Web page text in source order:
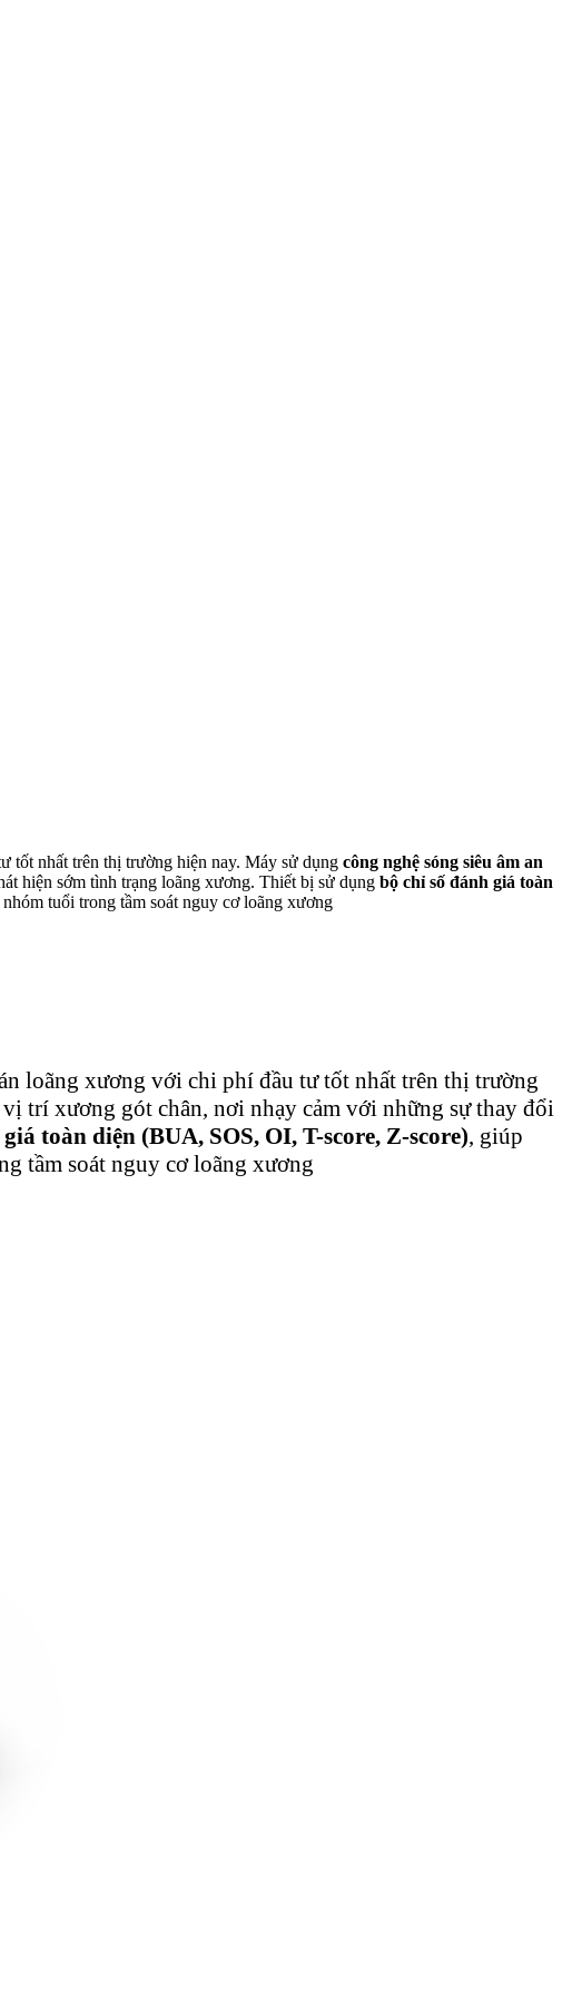
tốt nhất trên thị trường hiện nay. Máy sử dụng công nghệ sóng siêu âm an
hiện sớm tình trạng loãng xương. Thiết bị sử dụng bộ chỉ số đánh giá toàn
tuổi trong tầm soát nguy cơ loãng xương
loãng xương với chi phí đầu tư tốt nhất trên thị trường
trí xương gót chân, nơi nhạy cảm với những sự thay đổi
toàn diện (BUA, SOS, OI, T-score, Z-score), giúp
tầm soát nguy cơ loãng xương